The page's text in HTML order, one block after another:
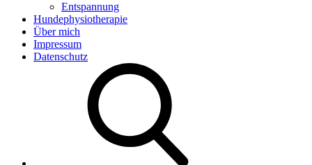
Entspannung
Hundephysiotherapie
Über mich
Impressum
Datenschutz